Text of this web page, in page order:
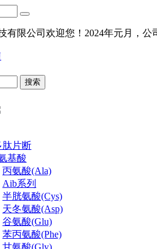
有限公司欢迎您！2024年元月，
搜索
肽片断
基酸
丙氨酸(Ala)
Aib系列
半胱氨酸(Cys)
天冬氨酸(Asp)
谷氨酸(Glu)
苯丙氨酸(Phe)